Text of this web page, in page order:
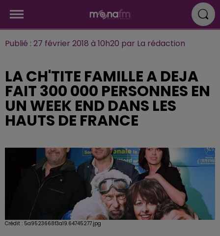
Publié : 27 février 2018 à 10h20 par La rédaction
LA CH'TITE FAMILLE A DEJA
FAIT 300 000 PERSONNES EN
UN WEEK END DANS LES
HAUTS DE FRANCE
Crédit : 5a9523668f3a19.64745277.jpg